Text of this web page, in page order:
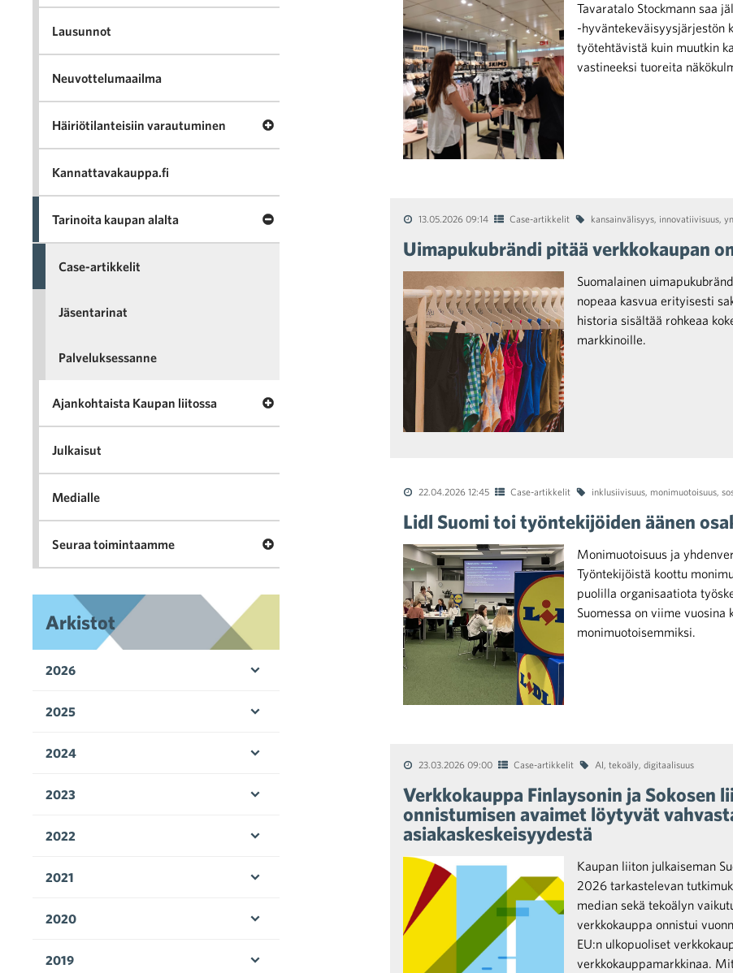
Tavaratalo Stockmann saa
-hyväntekeväisyysjärjestön
työtehtävistä kuin muutkin
vastineeksi tuoreita
13.05.2026 09:14 Case-artikkelit kansainvälisyys, innovatiivisuus,
Uimapukubrändi pitää verkkokaupan
Suomalainen
nopeaa kasvua erityisesti
historia sisältää rohkeaa
markkinoille.
22.04.2026 12:45 Case-artikkelit inklusiivisuus, monimuotoisuus,
Lidl Suomi toi työntekijöiden äänen
Monimuotoisuus ja
Työntekijöistä koottu
puolilla organisaatiota
Suomessa on viime
monimuotoisemmiksi.
23.03.2026 09:00 Case-artikkelit AI, tekoäly, digitaalisuus
Verkkokauppa Finlaysonin ja Sokosen
onnistumisen avaimet löytyvät
asiakaskeskeisyydestä
Kaupan liiton julkaiseman
2026 tarkastelevan
median sekä tekoälyn
verkkokauppa onnistui
EU:n ulkopuoliset
verkkokauppamarkkinaa.
Lausunnot
Neuvottelumaailma
Häiriötilanteisiin varautuminen Avaa valikko Häiriötilanteisiin varautuminen
Kannattavakauppa.fi
Tarinoita kaupan alalta Sulje valikko Tarinoita kaupan alalta
Case-artikkelit
Jäsentarinat
Palveluksessanne
Ajankohtaista Kaupan liitossa Avaa valikko Ajankohtaista Kaupan liitossa
Julkaisut
Medialle
Seuraa toimintaamme Avaa valikko Seuraa toimintaamme
Arkistot
2026
2025
2024
2023
2022
2021
2020
2019